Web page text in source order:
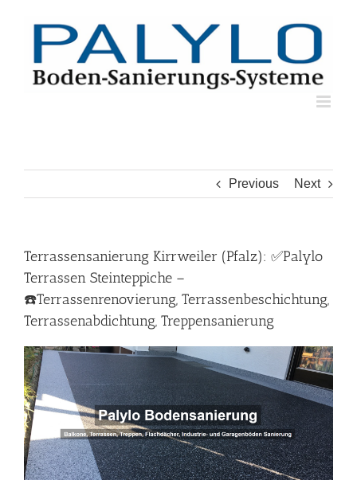
Previous Next
Terrassensanierung Kirrweiler (Pfalz): ✅Palylo
Terrassen Steinteppiche –
☎️Terrassenrenovierung, Terrassenbeschichtung,
Terrassenabdichtung, Treppensanierung